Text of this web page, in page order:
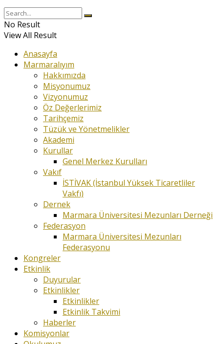
No Result
View All Result
Anasayfa
Marmaralıyım
Hakkımızda
Misyonumuz
Vizyonumuz
Öz Değerlerimiz
Tarihçemiz
Tüzük ve Yönetmelikler
Akademi
Kurullar
Genel Merkez Kurulları
Vakıf
İSTİVAK (İstanbul Yüksek Ticaretliler
Vakfı)
Dernek
Marmara Üniversitesi Mezunları Derneği
Federasyon
Marmara Üniversitesi Mezunları
Federasyonu
Kongreler
Etkinlik
Duyurular
Etkinlikler
Etkinlikler
Etkinlik Takvimi
Haberler
Komisyonlar